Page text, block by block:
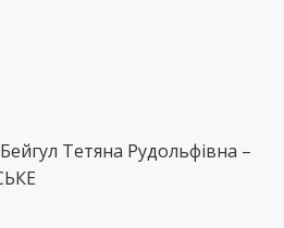
Бейгул Тетяна Рудольфівна –